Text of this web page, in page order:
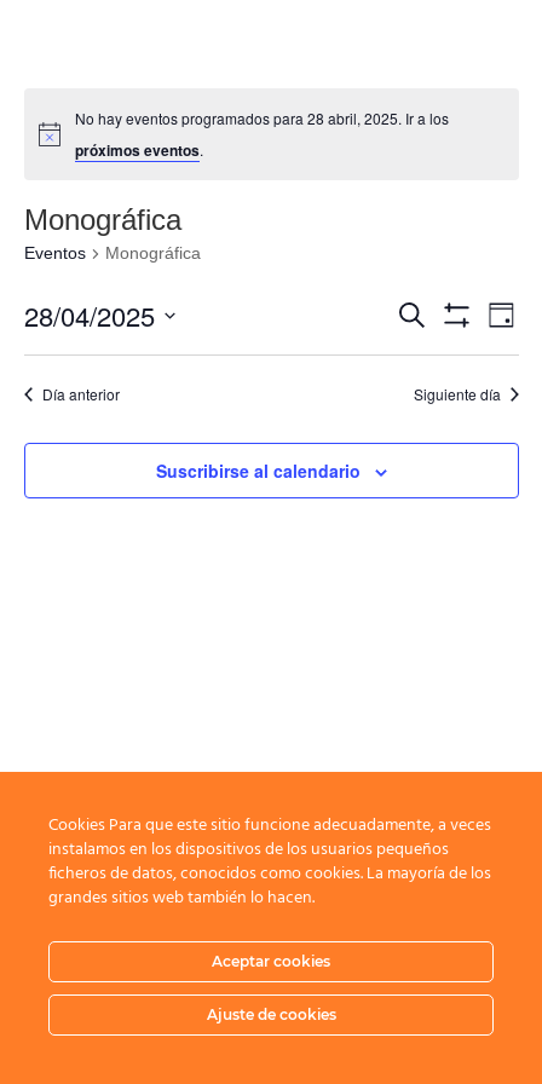
No hay eventos programados para 28 abril, 2025. Ir a los
próximos eventos.
Monográfica
Eventos Monográfica
vistas
Eventos
Buscar
Filtros
de
de
Día
28/04/2025
Día anterior Siguiente día
Suscribirse al calendario
Cookies Para que este sitio funcione adecuadamente, a veces
instalamos en los dispositivos de los usuarios pequeños
ficheros de datos, conocidos como cookies. La mayoría de los
grandes sitios web también lo hacen.
Aceptar cookies
Ajuste de cookies